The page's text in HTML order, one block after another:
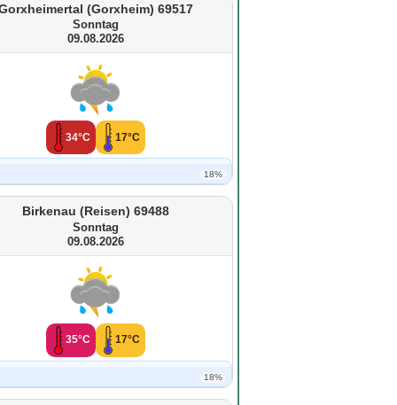
(Gorxheim) 69517
Sonntag
09.08.2026
34°C 17°C
18%
Birkenau (Reisen) 69488
Sonntag
09.08.2026
35°C 17°C
18%